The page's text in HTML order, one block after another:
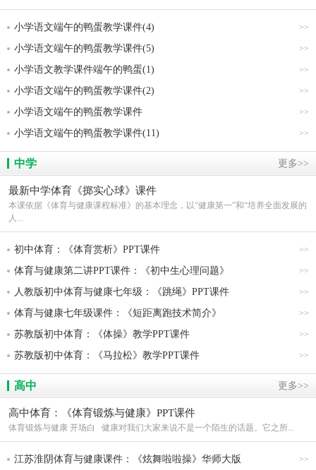
>>
小学语文端午的鸭蛋教学课件(4)
>>
小学语文端午的鸭蛋教学课件(5)
>>
小学语文教学课件端午的鸭蛋(1)
>>
小学语文端午的鸭蛋教学课件(2)
>>
小学语文端午的鸭蛋教学课件
>>
小学语文端午的鸭蛋教学课件(11)
更多>>
中学
最新中学体育《掷实心球》课件
本课依据《体育与健康课程标准》的基本理念，以“健康第一”和“培养全面发展的
人...
>>
初中体育：《体育赏析》PPT课件
>>
体育与健康第二讲PPT课件：《初中生心理问题》
>>
人教版初中体育与健康七年级：《跳绳》PPT课件
>>
体育与健康七年级课件：《短距离跑技术简介》
>>
苏教版初中体育：《体操》教学PPT课件
>>
苏教版初中体育：《马拉松》教学PPT课件
更多>>
高中
高中体育：《体育锻炼与健康》PPT课件
体育锻炼与健康 开场白 健康对我们大家来说不是一个陌生的话题。它之所...
>>
江苏淮阴体育与健康课件：《炫舞啦啦操》华师大版